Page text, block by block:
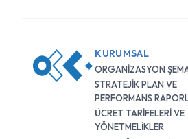
KURUMSAL
ORGANİZASYON
STRATEJİK PLAN VE
PERFORMANS
ÜCRET TARİFELERİ VE
YÖNETMELİKLER